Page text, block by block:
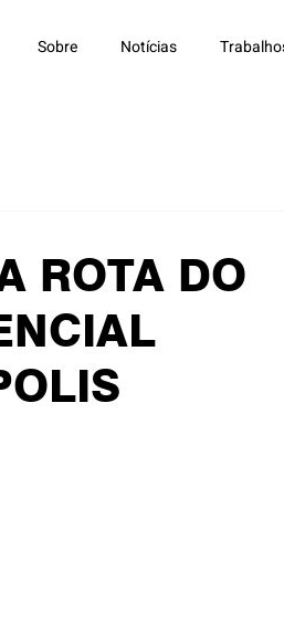
Sobre Notícias
ROTA DO